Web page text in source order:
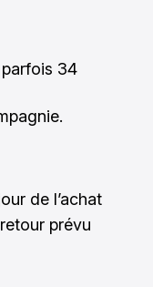
34
de l’achat
prévu